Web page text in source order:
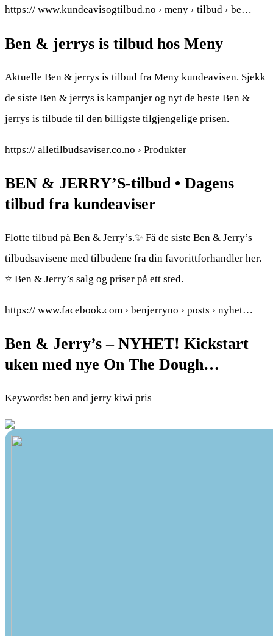
https:// www.kundeavisogtilbud.no › meny › tilbud › be…
Ben & jerrys is tilbud hos Meny
Aktuelle Ben & jerrys is tilbud fra Meny kundeavisen. Sjekk
de siste Ben & jerrys is kampanjer og nyt de beste Ben &
jerrys is tilbude til den billigste tilgjengelige prisen.
https:// alletilbudsaviser.co.no › Produkter
BEN & JERRY’S-tilbud • Dagens
tilbud fra kundeaviser
Flotte tilbud på Ben & Jerry’s.✨ Få de siste Ben & Jerry’s
tilbudsavisene med tilbudene fra din favorittforhandler her.
⭐ Ben & Jerry’s salg og priser på ett sted.
https:// www.facebook.com › benjerryno › posts › nyhet…
Ben & Jerry’s – NYHET! Kickstart
uken med nye On The Dough…
Keywords: ben and jerry kiwi pris